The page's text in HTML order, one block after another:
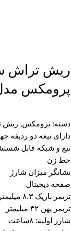
ریش تراش
پرومکس مدل
دسته: پرومکس, ریش
دارای تیغه دو ردیفه
تیغ و شبکه قابل
خط زن
نشانگر میزان شارژ
صفحه دیجیتال
تریمر باریک ۸.۳ میلیمتر
تریمر پهن ۳۲ میلیمتر
شارژ اولیه: ۸ساعت